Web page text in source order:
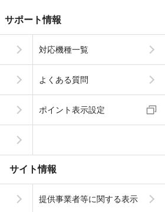
サポート情報
対応機種一覧
よくある質問
ポイント表示設定
サイト情報
提供事業者等に関する表示